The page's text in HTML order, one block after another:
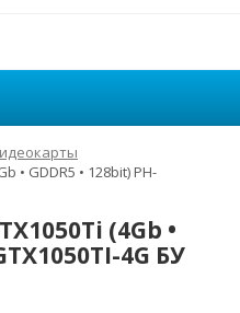
• GDDR5 • 128bit) PH-
(4Gb •
4G БУ